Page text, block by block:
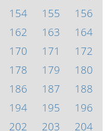
154 155
156
162 163
164
170 171
172
178 179
180
186 187
188
194 195
196
202 203
204